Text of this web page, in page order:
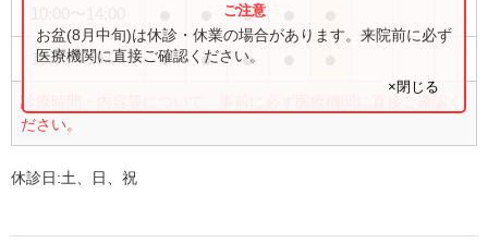
●
15:00〜19:00 ● ● ●
診療時間・内容等について、事前に必ず医療機関に直接ご確認く
ださい。
お盆(8月中旬)は休診・休業の場合があります。来院前に必ず
医療機関に直接ご確認ください。
×閉じる
休診日:土、日、祝